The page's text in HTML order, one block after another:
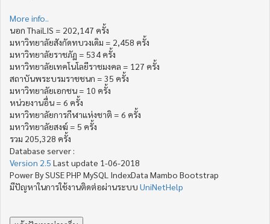
More info..
นอก ThaiLIS = 202,147 ครั้ง
มหาวิทยาลัยสังกัดทบวงเดิม = 2,458 ครั้ง
มหาวิทยาลัยราชภัฏ = 534 ครั้ง
มหาวิทยาลัยเทคโนโลยีราชมงคล = 127 ครั้ง
สถาบันพระบรมราชชนก = 35 ครั้ง
มหาวิทยาลัยเอกชน = 10 ครั้ง
หน่วยงานอื่น = 6 ครั้ง
มหาวิทยาลัยการกีฬาแห่งชาติ = 6 ครั้ง
มหาวิทยาลัยสงฆ์ = 5 ครั้ง
รวม 205,328 ครั้ง
Database server :
Version 2.5 Last update 1-06-2018
Power By SUSE PHP MySQL IndexData Mambo Bootstrap
มีปัญหาในการใช้งานติดต่อผ่านระบบ UniNetHelp